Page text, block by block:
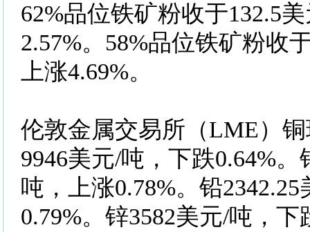
62%品位铁矿粉收于132.5
2.57%。58%品位铁矿粉收
上涨4.69%。
伦敦金属交易所（LME）
9946美元/吨，下跌0.64%。
吨，上涨0.78%。铅
0.79%。锌3582美元/吨，下